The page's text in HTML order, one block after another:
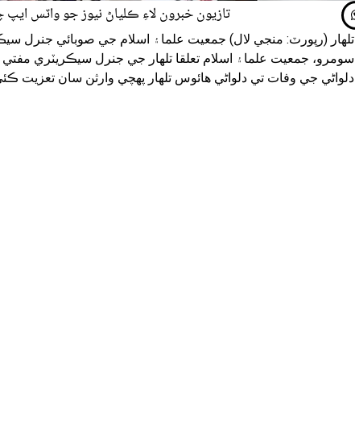
تازيون خبرون لاءِ ڪلياڻ نيوز جو واٽس ايپ
تلھار (رپورٽ: منجي لال) جمعيت علما۽ اسلام جي صوبائي جنرل
سومرو، جمعيت علما۽ اسلام تعلقا تلھار جي جنرل سيڪريٽري
دلواڻي جي وفات تي دلواڻي هائوس تلھار پهچي وارثن سان تعزيت